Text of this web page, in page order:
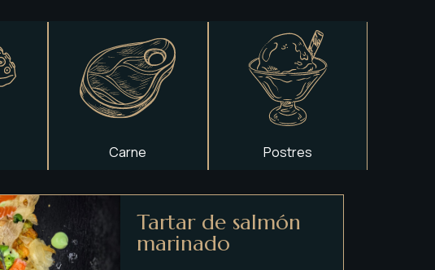
Carne Postres
Tartar de salmón
marinado